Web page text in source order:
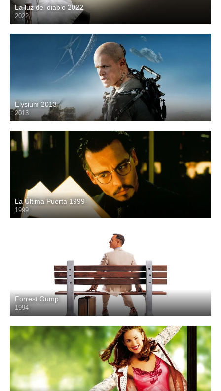
La luz del diablo 2022
2022
HD
Elysium 2013
2013
HD
La Última Puerta 1999-
1999
HD
Forrest Gump
1994
HD